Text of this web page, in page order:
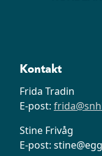
Kontakt
Frida Tradin
E-post:
Stine Frivåg
E-post: